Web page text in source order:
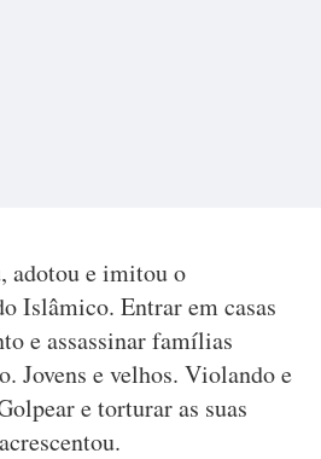
adotou e imitou o
Islâmico. Entrar em casas
e assassinar famílias
Jovens e velhos. Violando e
e torturar as suas